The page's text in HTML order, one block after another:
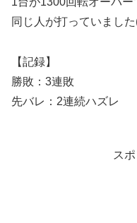
同じ人が打っていまし
【記録】
勝敗：3連敗
先バレ：2連続ハズレ
ス